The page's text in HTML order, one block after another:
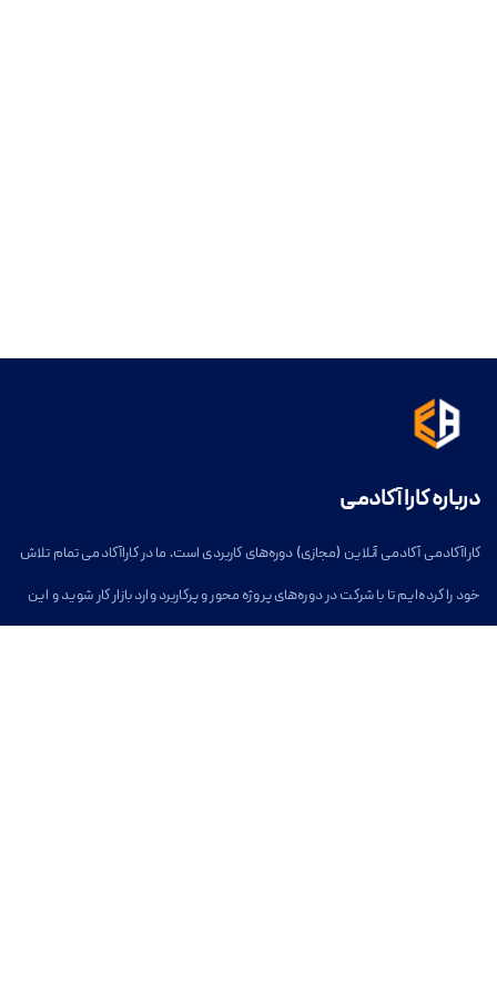
درباره کارا آکادمی
کاراآکادمی آکادمی آنلاین (مجازی) دوره‌های کاربردی است. ما در کاراآکادمی تمام تلاش
خود را کرده‌ایم تا با شرکت در دوره‌های پروژه محور و پرکاربرد وارد بازار کار شوید و این